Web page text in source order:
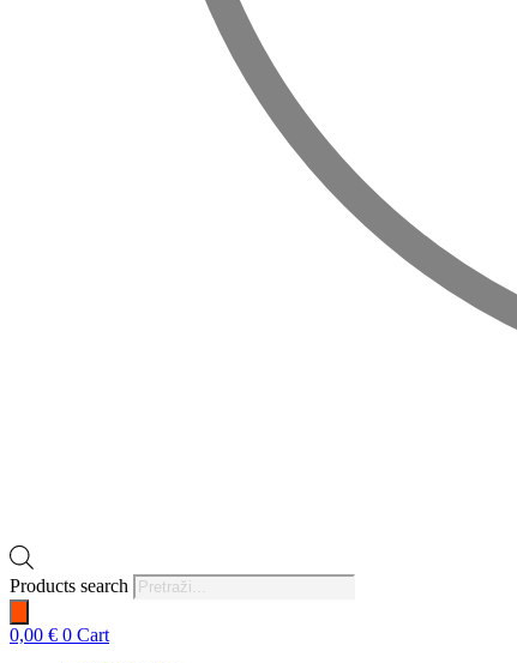
Products search
0,00 € 0 Cart